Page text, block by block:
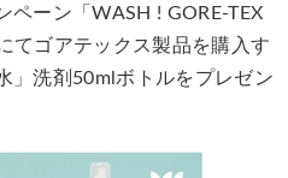
ペーン「WASH ! GORE-TEX
てゴアテックス製品を購入す
」洗剤50mlボトルをプレゼン